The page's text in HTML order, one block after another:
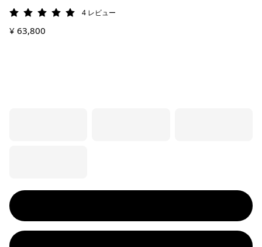
評価: 5 / 5 4 レビュー
¥ 63,800